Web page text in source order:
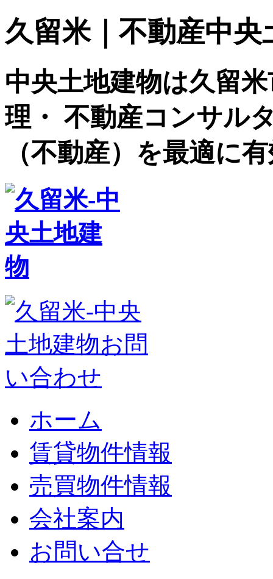
久留米｜不動産中
中央土地建物は久留
理・ 不動産コンサル
（不動産）を最適に
ホーム
賃貸物件情報
売買物件情報
会社案内
お問い合せ